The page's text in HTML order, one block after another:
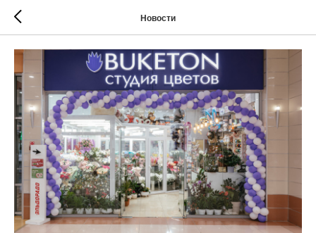
Новости